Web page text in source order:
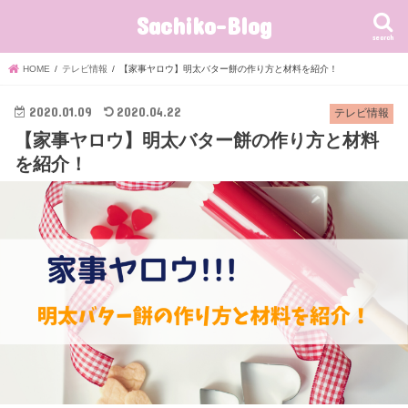
Sachiko-Blog search
HOME テレビ情報 【家事ヤロウ】明太バター餅の作り方と材料を紹介！
テレビ情報
2020.01.09 2020.04.22
【家事ヤロウ】明太バター餅の作り方と材料
を紹介！